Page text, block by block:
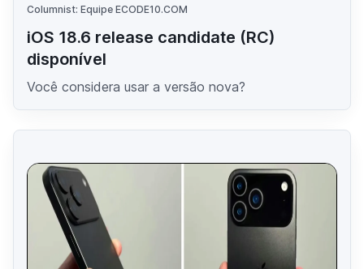
Columnist: Equipe ECODE10.COM
iOS 18.6 release candidate (RC)
disponível
Você considera usar a versão nova?